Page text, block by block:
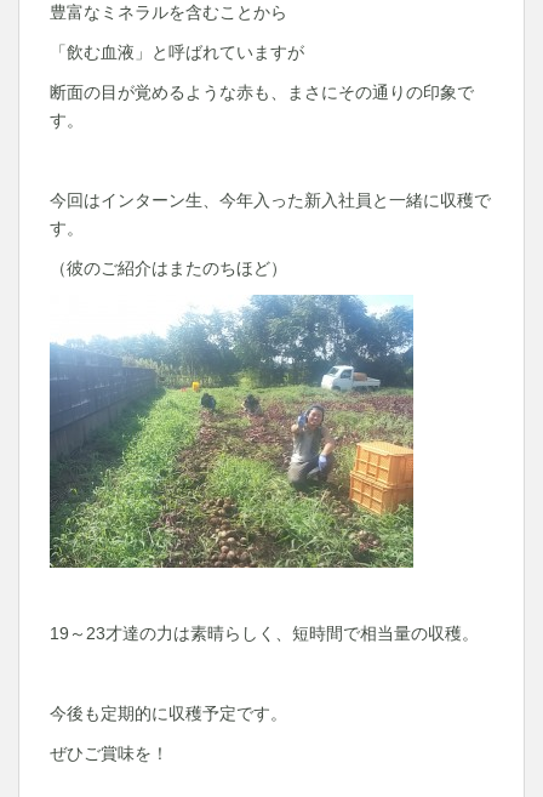
豊富なミネラルを含むことから
「飲む血液」と呼ばれていますが
断面の目が覚めるような赤も、まさにその通りの印象で
す。
今回はインターン生、今年入った新入社員と一緒に収穫で
す。
（彼のご紹介はまたのちほど）
19～23才達の力は素晴らしく、短時間で相当量の収穫。
今後も定期的に収穫予定です。
ぜひご賞味を！